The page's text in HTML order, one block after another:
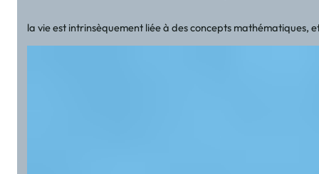
la vie est intrinsèquement liée à des concepts mathématiques,